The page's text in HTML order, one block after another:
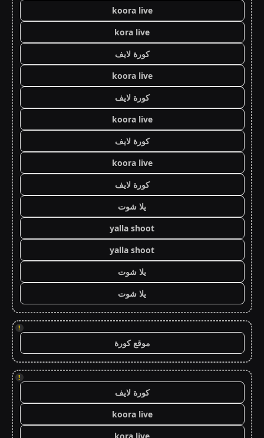
koora live
kora live
كورة لايف
koora live
كورة لايف
koora live
كورة لايف
koora live
كورة لايف
يلا شوت
yalla shoot
yalla shoot
يلا شوت
يلا شوت
!
موقع كورة
!
كورة لايف
koora live
kora live